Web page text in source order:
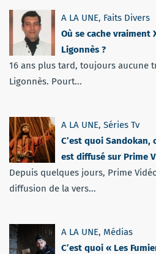
A LA UNE, Faits Divers
Où se cache vraiment
Ligonnès ?
16 ans plus tard, toujours aucune
Ligonnès. Pourt...
A LA UNE, Séries Tv
C’est quoi
est diffusé sur Prime
Depuis quelques jours, Prime
diffusion de la vers...
A LA UNE, Médias
C’est quoi « Les